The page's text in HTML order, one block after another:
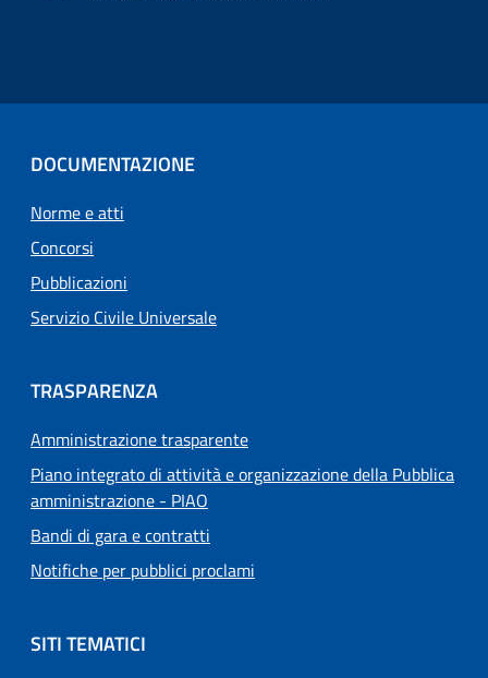
DOCUMENTAZIONE
Norme e atti
Concorsi
Pubblicazioni
Servizio Civile Universale
TRASPARENZA
Amministrazione trasparente
Piano integrato di attività e organizzazione della Pubblica
amministrazione - PIAO
Bandi di gara e contratti
Notifiche per pubblici proclami
SITI TEMATICI